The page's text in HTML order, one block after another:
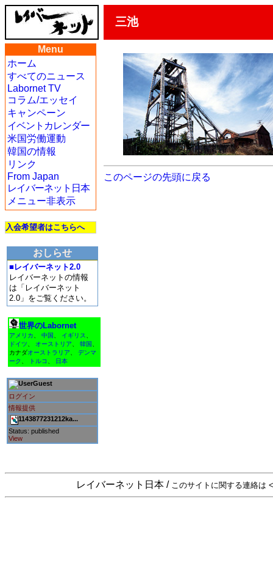
三池
Menu
ホーム
すべてのニュース
Labornet TV
コラム/エッセイ
キャンペーン
イベントカレンダー
米国労働運動
韓国の情報
リンク
From Japan
レイバーネット日本
メニュー非表示
入会希望者はこちらへ
おしらせ
■レイバーネット2.0
レイバーネットの情報
は「レイバーネット
2.0」をご覧ください。
世界のLabornet
アメリカ 中国 イギリス
ドイツ
オーストリア 韓国
カナダオーストラリア
デンマ
ーク
トルコ 日本
Guest
ログイン
情報提供
1143877231212ka...
Status: published
View
このページの先頭に戻る
レイバーネット日本 / このサイトに関する連絡は